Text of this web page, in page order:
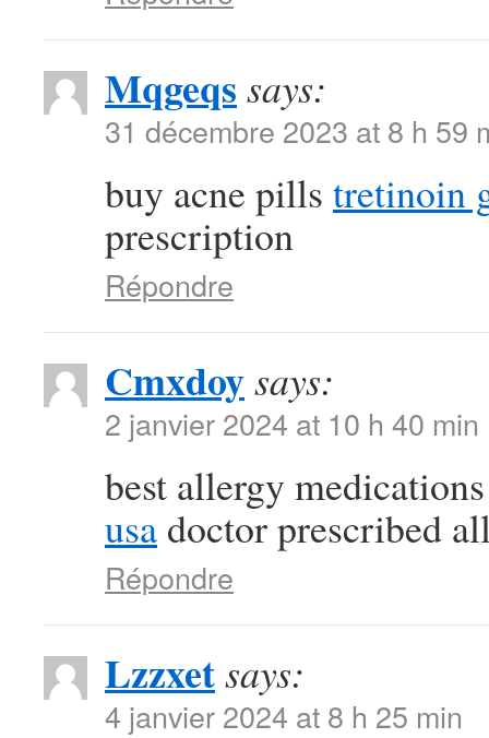
Mqgeqs says:
31 décembre 2023 at 8 h 59
buy acne pills tretinoin
prescription
Répondre
Cmxdoysays:
2 janvier 2024 at 10 h 40 min
best allergy
usa doctor prescribed
Répondre
Lzzxetsays:
4 janvier 2024 at 8 h 25 min